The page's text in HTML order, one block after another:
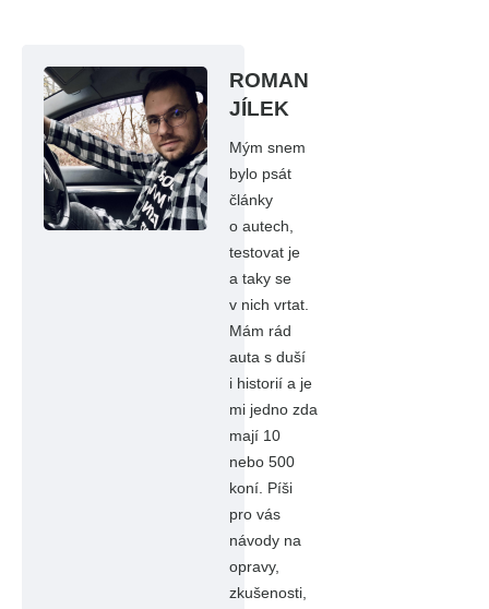
ROMAN
JÍLEK
Mým snem
bylo psát
články
o autech,
testovat je
a taky se
v nich vrtat.
Mám rád
auta s duší
i historií a je
mi jedno zda
mají 10
nebo 500
koní. Píši
pro vás
návody na
opravy,
zkušenosti,